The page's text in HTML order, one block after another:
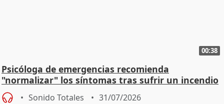
00:38
Psicóloga de emergencias recomienda
"normalizar" los síntomas tras sufrir un incendio
Sonido Totales 31/07/2026